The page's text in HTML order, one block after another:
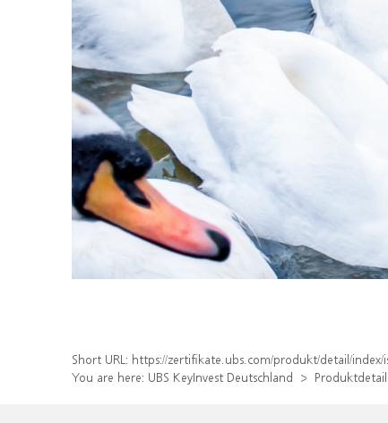
Short URL: https://zertifikate.ubs.com/produkt/detail/index/
You are here: UBS KeyInvest Deutschland Produktdetail